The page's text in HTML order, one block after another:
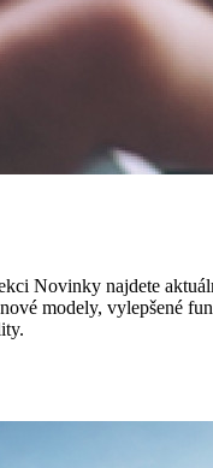
Novinky najdete
modely, vylepšené